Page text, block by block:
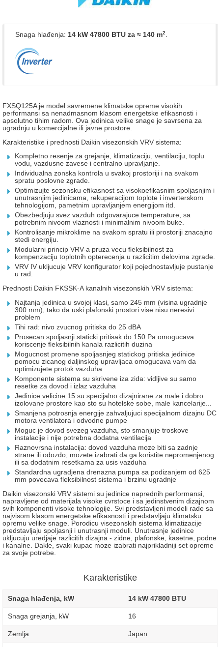
Snaga hlađenja: 14 kW 47800 BTU za ≈ 140 m2.
FXSQ125A je model savremene klimatske opreme visokih
performansi sa nenadmasnom klasom energetske efikasnosti i
apsolutno tihim radom. Ova jedinica velike snage je savrsena za
ugradnju u komercijalne ili javne prostore.
Karakteristike i prednosti Daikin visezonskih VRV sistema:
Kompletno resenje za grejanje, klimatizaciju, ventilaciju, toplu
vodu, vazdusne zavese i centralno upravljanje.
Individualna zonska kontrola u svakoj prostoriji i na svakom
spratu poslovne zgrade.
Optimizujte sezonsku efikasnost sa visokoefikasnim spoljasnjim i
unutrasnjim jedinicama, rekuperacijom toplote i inverterskom
tehnologijom, pametnim upravljanjem energijom itd.
Obezbedjuju svez vazduh odgovarajuce temperature, sa
potrebnim nivoom vlaznosti i minimalnim nivoom buke.
Kontrolisanje mikroklime na svakom spratu ili prostoriji znacajno
stedi energiju.
Modularni princip VRV-a pruza vecu fleksibilnost za
kompenzaciju toplotnih opterecenja u razlicitim delovima zgrade.
VRV IV ukljucuje VRV konfigurator koji pojednostavljuje pustanje
u rad.
Prednosti Daikin FKSSK-A kanalnih visezonskih VRV sistema:
Najtanja jedinica u svojoj klasi, samo 245 mm (visina ugradnje
300 mm), tako da uski plafonski prostori vise nisu neresivi
problem
Tihi rad: nivo zvucnog pritiska do 25 dBA
Prosecan spoljasnji staticki pritisak do 150 Pa omogucava
koriscenje fleksibilnih kanala razlicitih duzina
Mogucnost promene spoljasnjeg statickog pritiska jedinice
pomocu zicanog daljinskog upravljaca omogucava vam da
optimizujete protok vazduha
Komponente sistema su skrivene iza zida: vidljive su samo
resetke za dovod i izlaz vazduha
Jedinice velicine 15 su specijalno dizajnirane za male i dobro
izolovane prostore kao sto su hotelske sobe, male kancelarije...
Smanjena potrosnja energije zahvaljujuci specijalnom dizajnu DC
motora ventilatora i odvodne pumpe
Moguc je dovod svezeg vazduha, sto smanjuje troskove
instalacije i nije potrebna dodatna ventilacija
Raznovrsna instalacija: dovod vazduha moze biti sa zadnje
strane ili odozdo; mozete izabrati da ga koristite nepromenjenog
ili sa dodatnim resetkama za usis vazduha
Standardna ugradjena drenazna pumpa sa podizanjem od 625
mm povecava fleksibilnost sistema i brzinu ugradnje
Daikin visezonski VRV sistemi su jedinice naprednih performansi,
napravljene od materijala visoke cvrstoce i sa jedinstvenim dizajnom
svih komponenti visoke tehnologije. Svi predstavljeni modeli rade sa
najvisom klasom energetske efikasnosti i predstavljaju klimatsku
opremu velike snage. Porodicu visezonskih sistema klimatizacije
predstavljaju spoljasnji i unutrasnji moduli. Unutrasnje jedinice
ukljucuju uredjaje razlicitih dizajna - zidne, plafonske, kasetne, podne
i kanalne. Dakle, svaki kupac moze izabrati najprikladniji set opreme
za svoje potrebe.
Karakteristike
Snaga hlađenja, kW 14 kW 47800 BTU
Snaga grejanja, kW 16
Zemlja Japan